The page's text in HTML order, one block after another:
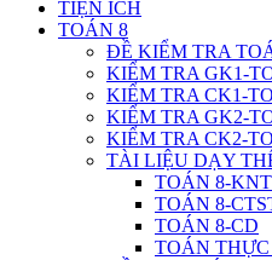
TIỆN ÍCH
TOÁN 8
ĐỀ KIỂM TRA
KIỂM TRA GK1-
KIỂM TRA CK1-
KIỂM TRA GK2-
KIỂM TRA CK2-
TÀI LIỆU DẠY
TOÁN 8-
TOÁN 8-
TOÁN 8-CD
TOÁN THỰC